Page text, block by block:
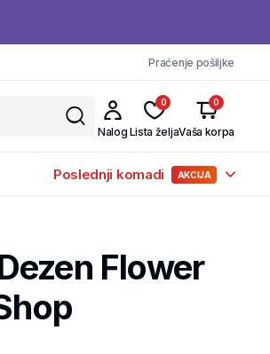
Praćenje pošiljke
Nalog
0
Lista želja
0
Vaša korpa
Poslednji komadi AKCIJA
Flower